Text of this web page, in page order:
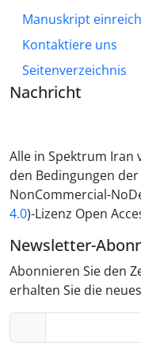
Manuskript
Kontaktiere uns
Seitenverzeichnis
Nachricht
Alle in Spektrum
den Bedingungen
NonCommercial-
4.0)-Lizenz Open
Newsletter-
Abonnieren Sie den
erhalten Sie die